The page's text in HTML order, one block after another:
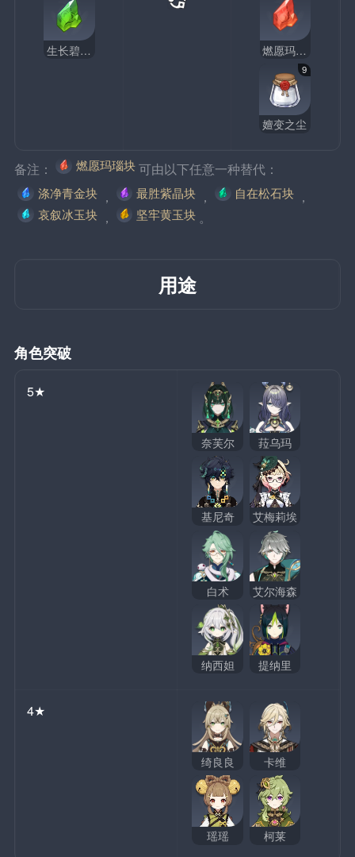
生长碧翡块 燃愿玛瑙块
9
嬗变之尘
备注： 燃愿玛瑙块 可由以下任意一种替代：
涤净青金块 ， 最胜紫晶块 ， 自在松石块 ，
哀叙冰玉块 ， 坚牢黄玉块 。
用途
角色突破
5★
奈芙尔 菈乌玛
基尼奇 艾梅莉埃
白术 艾尔海森
纳西妲 提纳里
4★
绮良良 卡维
瑶瑶 柯莱